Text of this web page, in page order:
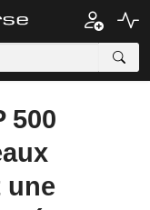
500
une